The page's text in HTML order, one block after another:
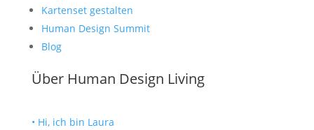
Kartenset gestalten
Human Design Summit
Blog
Über Human Design Living
• Hi, ich bin Laura